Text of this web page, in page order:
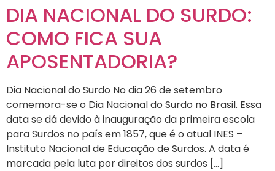
DIA NACIONAL DO SURDO:
COMO FICA SUA
APOSENTADORIA?
Dia Nacional do Surdo No dia 26 de setembro
comemora-se o Dia Nacional do Surdo no Brasil. Essa
data se dá devido à inauguração da primeira escola
para Surdos no país em 1857, que é o atual INES –
Instituto Nacional de Educação de Surdos. A data é
marcada pela luta por direitos dos surdos […]